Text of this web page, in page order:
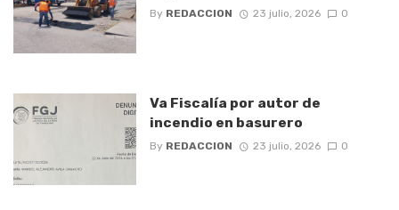
By REDACCION 23 julio, 2026 0
Va Fiscalía por autor de
incendio en basurero
By REDACCION 23 julio, 2026 0